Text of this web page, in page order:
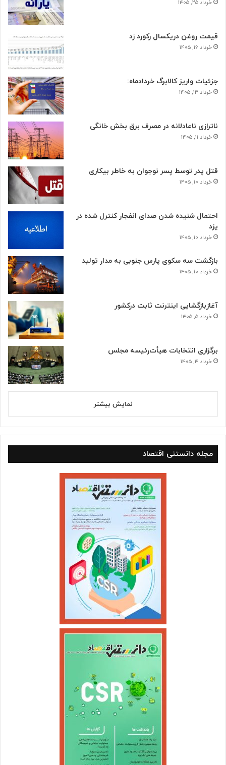
خرداد ۲۵, ۱۴۰۵
قیمت روغن دریکسال رکورد زد
خرداد ۱۶, ۱۴۰۵
جزئیات واریز کالابرگ خردادماه:
خرداد ۱۳, ۱۴۰۵
ناترازی ناعادلانه در مصرف برق بخش خانگی
خرداد ۱۱, ۱۴۰۵
قتل پدر توسط پسر نوجوان به خاطر بیکاری
خرداد ۱۰, ۱۴۰۵
احتمال شنیده شدن صدای انفجار کنترل شده در
یزد
خرداد ۱۰, ۱۴۰۵
بازگشت سه سکوی پارس جنوبی به مدار تولید
خرداد ۱۰, ۱۴۰۵
آغازبازگشایی اینترنت ثابت درکشور
خرداد ۵, ۱۴۰۵
برگزاری انتخابات هیأت‌رئیسه مجلس
خرداد ۴, ۱۴۰۵
نمایش بیشتر
مجله دانستنی اقتصاد